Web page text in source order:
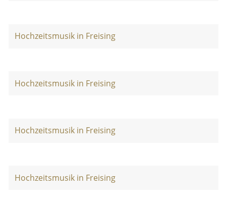
Hochzeitsmusik in Freising
Hochzeitsmusik in Freising
Hochzeitsmusik in Freising
Hochzeitsmusik in Freising